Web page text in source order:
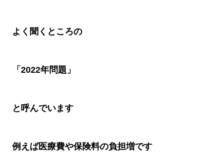
よく聞くところの
「 2022年問題」
と呼んでいます
例えば医療費や保険料の負担増です